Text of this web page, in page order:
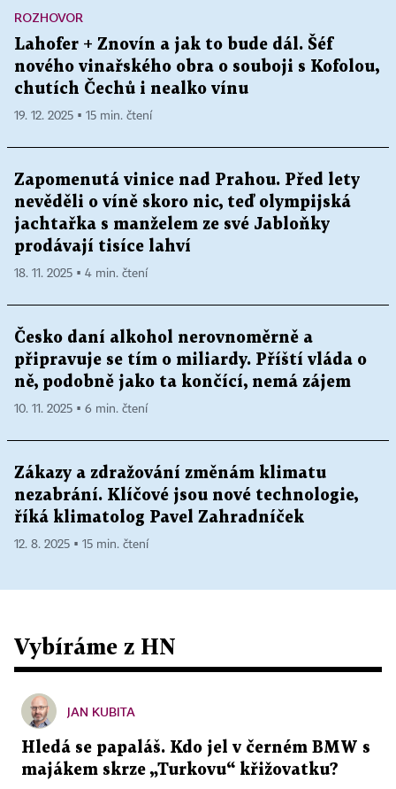
ROZHOVOR
Lahofer + Znovín a jak to bude dál. Šéf
nového vinařského obra o souboji s Kofolou,
chutích Čechů i nealko vínu
19. 12. 2025 ▪ 15 min. čtení
Zapomenutá vinice nad Prahou. Před lety
nevěděli o víně skoro nic, teď olympijská
jachtařka s manželem ze své Jabloňky
prodávají tisíce lahví
18. 11. 2025 ▪ 4 min. čtení
Česko daní alkohol nerovnoměrně a
připravuje se tím o miliardy. Příští vláda o
ně, podobně jako ta končící, nemá zájem
10. 11. 2025 ▪ 6 min. čtení
Zákazy a zdražování změnám klimatu
nezabrání. Klíčové jsou nové technologie,
říká klimatolog Pavel Zahradníček
12. 8. 2025 ▪ 15 min. čtení
Vybíráme z HN
JAN KUBITA
Hledá se papaláš. Kdo jel v černém BMW s
majákem skrze „Turkovu“ křižovatku?